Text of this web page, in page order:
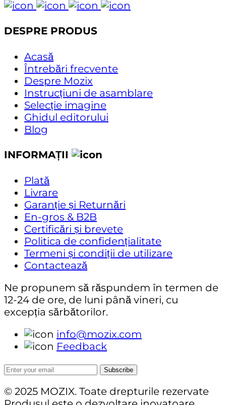
DESPRE PRODUS
Acasă
Întrebări frecvente
Despre Mozix
Instrucțiuni de asamblare
Selecție imagine
Ghidul editorului
Blog
INFORMAȚII
Plată
Livrare
Garanție și Returnări
En-gros & B2B
Certificări și brevete
Politica de confidențialitate
Termeni și condiții de utilizare
Contactează
Ne propunem să răspundem în termen de
12-24 de ore, de luni până vineri, cu
excepția sărbătorilor.
info@mozix.com
Feedback
Subscribe
© 2025 MOZIX. Toate drepturile rezervate